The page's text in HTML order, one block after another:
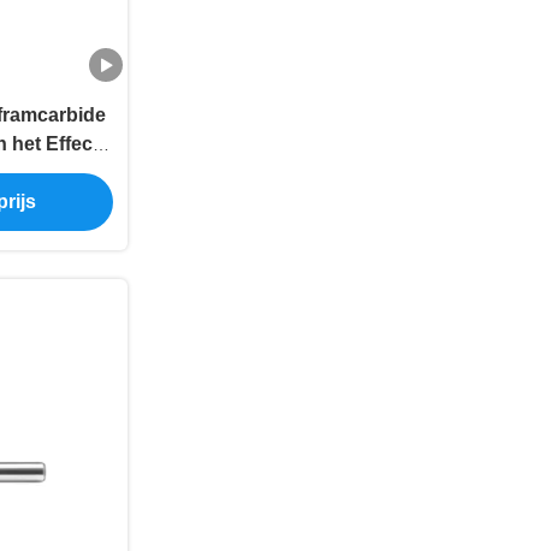
het Effect
Anti